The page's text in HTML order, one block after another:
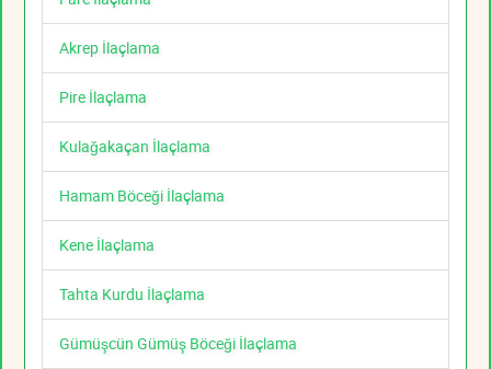
Akrep İlaçlama
Pire İlaçlama
Kulağakaçan İlaçlama
Hamam Böceği İlaçlama
Kene İlaçlama
Tahta Kurdu İlaçlama
Gümüşcün Gümüş Böceği İlaçlama